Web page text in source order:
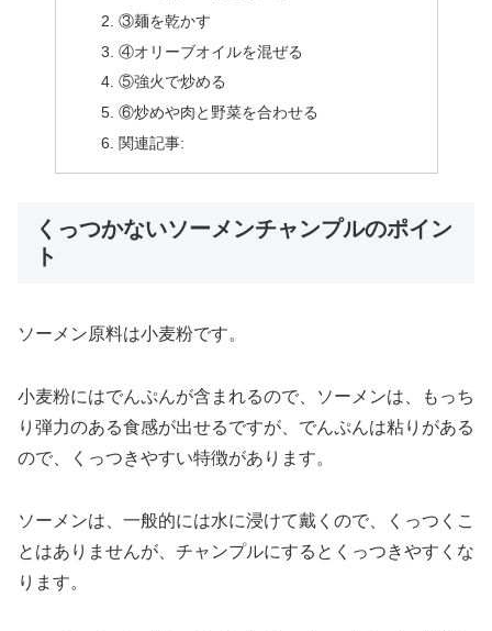
③麺を乾かす
④オリーブオイルを混ぜる
⑤強火で炒める
⑥炒めや肉と野菜を合わせる
関連記事:
くっつかないソーメンチャンプルのポイン
ト
ソーメン原料は小麦粉です。
小麦粉にはでんぷんが含まれるので、ソーメンは、もっち
り弾力のある食感が出せるですが、でんぷんは粘りがある
ので、くっつきやすい特徴があります。
ソーメンは、一般的には水に浸けて戴くので、くっつくこ
とはありませんが、チャンプルにするとくっつきやすくな
ります。